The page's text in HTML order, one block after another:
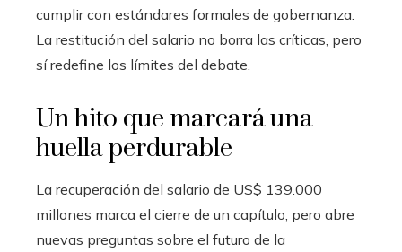
cumplir con estándares formales de gobernanza.
La restitución del salario no borra las críticas, pero
sí redefine los límites del debate.
Un hito que marcará una
huella perdurable
La recuperación del salario de US$ 139.000
millones marca el cierre de un capítulo, pero abre
nuevas preguntas sobre el futuro de la